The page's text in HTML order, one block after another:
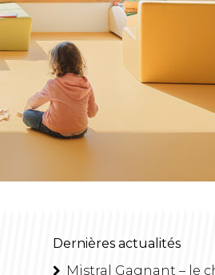
Dernières actualités
Mistral Gagnant – le